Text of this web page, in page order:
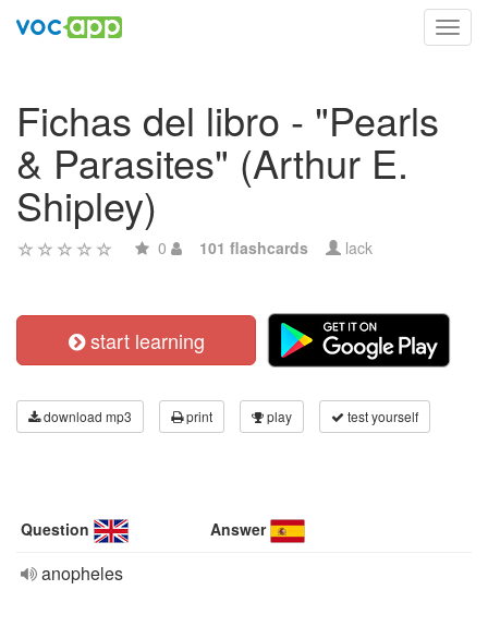
Fichas del libro - "Pearls
& Parasites" (Arthur E.
Shipley)
0 101 flashcards lack
start learning
download mp3 print play test yourself
Question Answer
anopheles